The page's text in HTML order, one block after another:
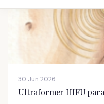
30 Jun 2026
Ultraformer HIFU